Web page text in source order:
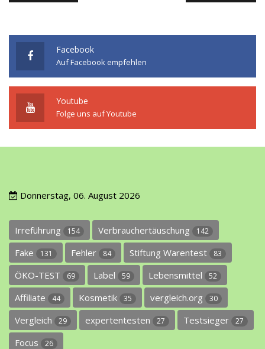
Facebook
Auf Facebook empfehlen
Youtube
Folge uns auf Youtube
Donnerstag, 06. August 2026
Irreführung 154 Verbrauchertäuschung 142
Fake 131 Fehler 84 Stiftung Warentest 83
ÖKO-TEST 69 Label 59 Lebensmittel 52
Affiliate 44 Kosmetik 35 vergleich.org 30
Vergleich 29 expertentesten 27 Testsieger 27
Focus 26